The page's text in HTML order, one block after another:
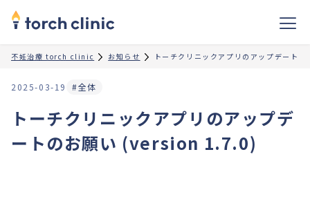
不妊治療 torch clinic お知らせ トーチクリニックアプリのアップデー
2025-03-19 #全体
トーチクリニックアプリのアップデ
ートのお願い (version 1.7.0)